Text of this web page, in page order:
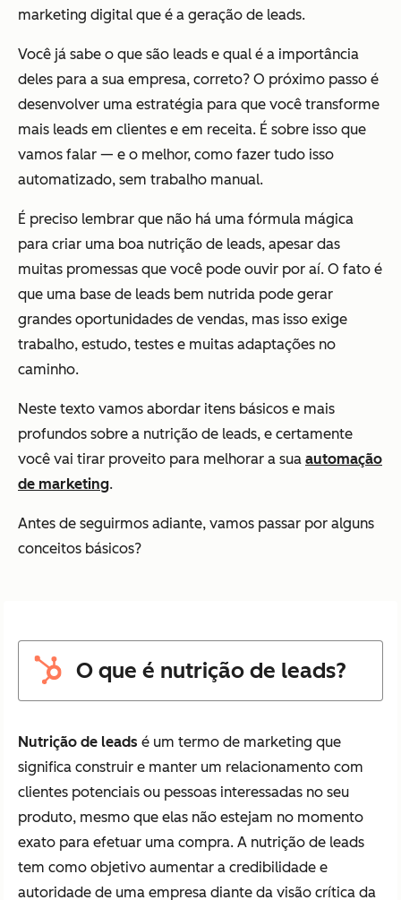
marketing digital que é a geração de leads.
Você já sabe o que são leads e qual é a importância
deles para a sua empresa, correto? O próximo passo é
desenvolver uma estratégia para que você transforme
mais leads em clientes e em receita. É sobre isso que
vamos falar — e o melhor, como fazer tudo isso
automatizado, sem trabalho manual.
É preciso lembrar que não há uma fórmula mágica
para criar uma boa nutrição de leads, apesar das
muitas promessas que você pode ouvir por aí. O fato é
que uma base de leads bem nutrida pode gerar
grandes oportunidades de vendas, mas isso exige
trabalho, estudo, testes e muitas adaptações no
caminho.
Neste texto vamos abordar itens básicos e mais
profundos sobre a nutrição de leads, e certamente
você vai tirar proveito para melhorar a sua automação
de marketing.
Antes de seguirmos adiante, vamos passar por alguns
conceitos básicos?
O que é nutrição de leads?
Nutrição de leads é um termo de marketing que
significa construir e manter um relacionamento com
clientes potenciais ou pessoas interessadas no seu
produto, mesmo que elas não estejam no momento
exato para efetuar uma compra. A nutrição de leads
tem como objetivo aumentar a credibilidade e
autoridade de uma empresa diante da visão crítica da